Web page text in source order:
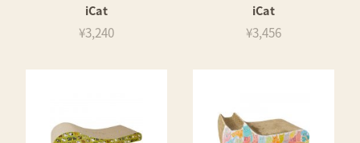
iCat
¥3,240
iCat
¥3,456